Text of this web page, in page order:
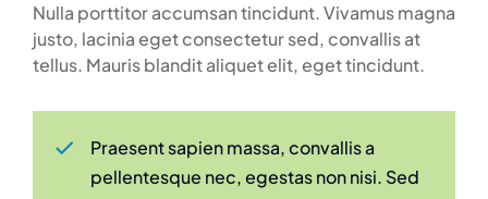
Nulla porttitor accumsan tincidunt. Vivamus magna
justo, lacinia eget consectetur sed, convallis at
tellus. Mauris blandit aliquet elit, eget tincidunt.
Praesent sapien massa, convallis a
pellentesque nec, egestas non nisi. Sed